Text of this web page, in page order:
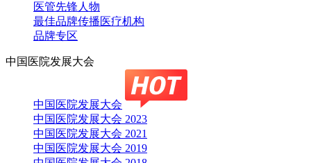
医管先锋人物
最佳品牌传播医疗机构
品牌专区
中国医院发展大会
中国医院发展大会
中国医院发展大会 2023
中国医院发展大会 2021
中国医院发展大会 2019